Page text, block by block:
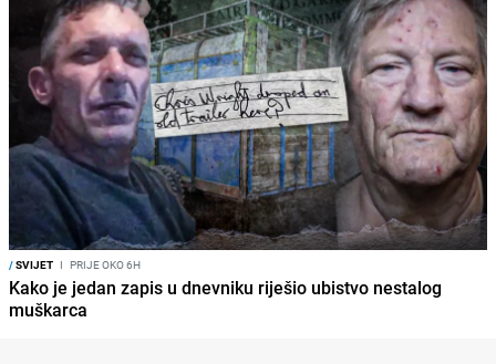
/SVIJET I PRIJE OKO 6H
Kako je jedan zapis u dnevniku riješio ubistvo nestalog
muškarca